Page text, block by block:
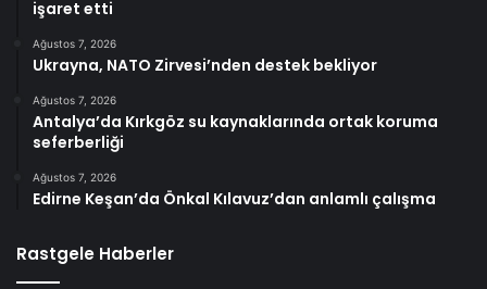
işaret etti
Ağustos 7, 2026
Ukrayna, NATO Zirvesi’nden destek bekliyor
Ağustos 7, 2026
Antalya’da Kırkgöz su kaynaklarında ortak koruma
seferberliği
Ağustos 7, 2026
Edirne Keşan’da Önkal Kılavuz’dan anlamlı çalışma
Rastgele Haberler